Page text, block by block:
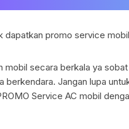
dapatkan promo service
mobil secara berkala ya
berkendara. Jangan lupa
Service AC mobil